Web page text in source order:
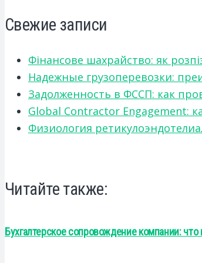
Свежие записи
Фінансове шахрайство: як
Надежные грузоперевозки:
Задолженность в ФССП: как
Global Contractor Engagement:
Физиология
Читайте также:
Бухгалтерское сопровождение компании: что